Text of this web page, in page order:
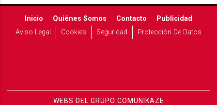
Inicio Quiénes Somos Contacto
Publicidad
Aviso Legal
Cookies Seguridad Protección De Datos
WEBS DEL GRUPO COMUNIKAZE